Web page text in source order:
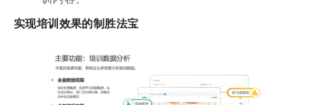
实现培训效果的制胜法宝